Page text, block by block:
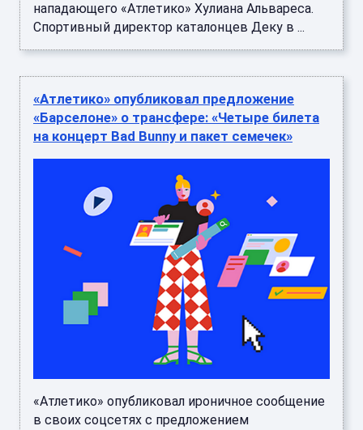
нападающего «Атлетико» Хулиана Альвареса.
Спортивный директор каталонцев Деку в ...
«Атлетико» опубликовал предложение
«Барселоне» о трансфере: «Четыре билета
на концерт Bad Bunny и пакет семечек»
«Атлетико» опубликовал ироничное сообщение
в своих соцсетях с предложением